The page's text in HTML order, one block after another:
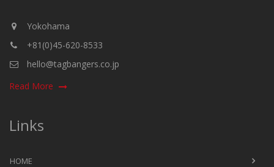
Yokohama
+81(0)45-620-8533
hello@tagbangers.co.jp
Read More
Links
HOME